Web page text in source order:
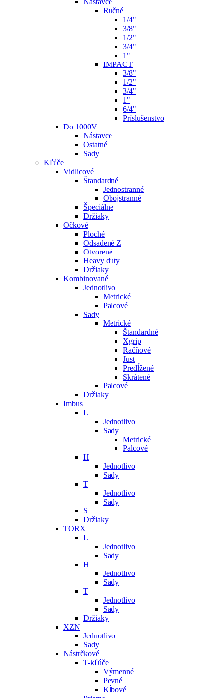
Nástavce
Ručné
1/4"
3/8"
1/2"
3/4"
1"
IMPACT
3/8"
1/2"
3/4"
1"
6/4"
Príslušenstvo
Do 1000V
Nástavce
Ostatné
Sady
Kľúče
Vidlicové
Štandardné
Jednostranné
Obojstranné
Špeciálne
Držiaky
Očkové
Ploché
Odsadené Z
Otvorené
Heavy duty
Držiaky
Kombinované
Jednotlivo
Metrické
Palcové
Sady
Metrické
Štandardné
Xgrip
Račňové
Just
Predĺžené
Skrátené
Palcové
Držiaky
Imbus
L
Jednotlivo
Sady
Metrické
Palcové
H
Jednotlivo
Sady
T
Jednotlivo
Sady
S
Držiaky
TORX
L
Jednotlivo
Sady
H
Jednotlivo
Sady
T
Jednotlivo
Sady
Držiaky
XZN
Jednotlivo
Sady
Nástrčkové
T-kľúče
Výmenné
Pevné
Kĺbové